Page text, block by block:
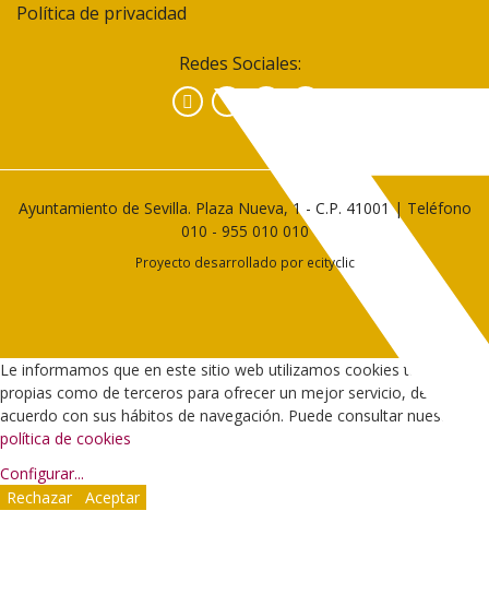
Política de privacidad
Redes Sociales:
Facebook
Ayuntamiento de Sevilla. Plaza Nueva, 1 - C.P. 41001 | Teléfono
010 - 955 010 010
Proyecto desarrollado por ecityclic
Le informamos que en este sitio web utilizamos cookies tanto
propias como de terceros para ofrecer un mejor servicio, de
acuerdo con sus hábitos de navegación. Puede consultar nuestra
política de cookies
Configurar...
Rechazar
Aceptar